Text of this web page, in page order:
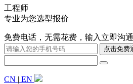
工程师
专业为您选型报价
免费电话，无需花费，输入立即沟通
CN | EN